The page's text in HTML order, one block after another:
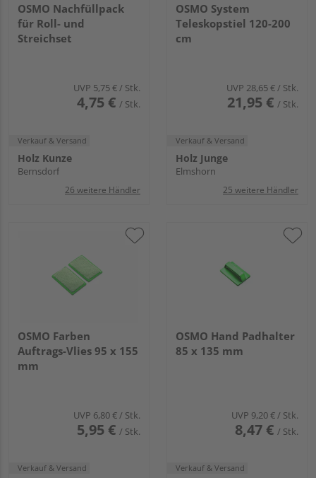
OSMO Nachfüllpack
für Roll- und
Streichset
UVP 5,75 €/ Stk.
4,75 € / Stk.
Verkauf & Versand
Holz Kunze
Bernsdorf
26 weitere Händler
OSMO System
Teleskopstiel 120-200
cm
UVP 28,65 €/ Stk.
21,95 € / Stk.
Verkauf & Versand
Holz Junge
Elmshorn
25 weitere Händler
OSMO Farben
Auftrags-Vlies 95 x 155
mm
UVP 6,80 €/ Stk.
5,95 € / Stk.
Verkauf & Versand
OSMO Hand Padhalter
85 x 135 mm
UVP 9,20 €/ Stk.
8,47 € / Stk.
Verkauf & Versand